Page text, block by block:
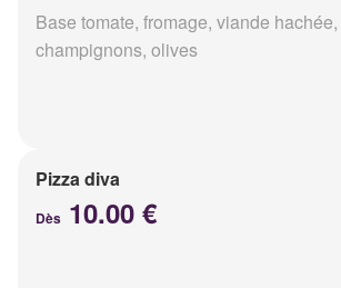
Base tomate, fromage, viande
champignons, olives
Pizza diva
Dès 10.00 €